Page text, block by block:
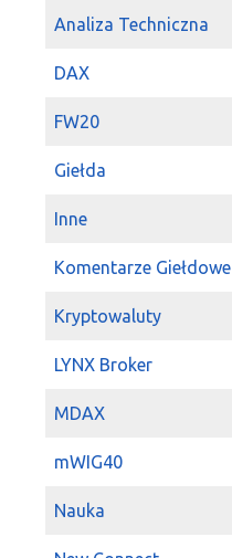
Analiza Techniczna
DAX
FW20
Giełda
Inne
Komentarze Giełdowe
Kryptowaluty
LYNX Broker
MDAX
mWIG40
Nauka